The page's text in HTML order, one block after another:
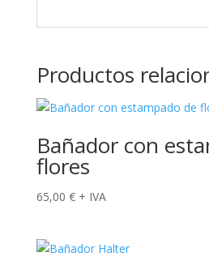
Productos
Bañador con
flores
65,00 € + IVA